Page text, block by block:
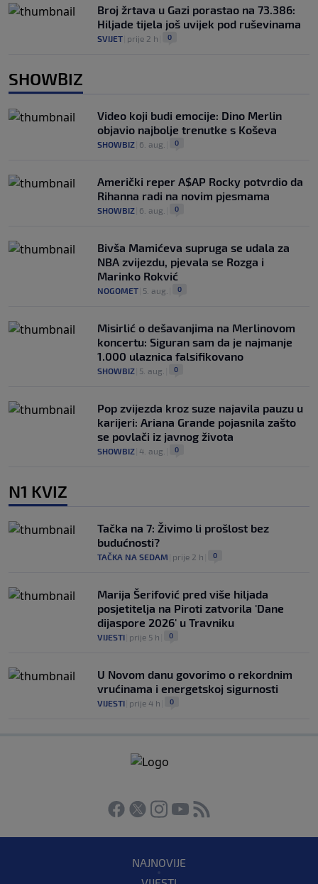
Broj žrtava u Gazi porastao na 73.386:
Hiljade tijela još uvijek pod ruševinama
SVIJET prije 2 h 0
SHOWBIZ
Video koji budi emocije: Dino Merlin
objavio najbolje trenutke s Koševa
SHOWBIZ 6. aug. 0
Američki reper A$AP Rocky potvrdio da
Rihanna radi na novim pjesmama
SHOWBIZ 6. aug. 0
Bivša Mamićeva supruga se udala za
NBA zvijezdu, pjevala se Rozga i
Marinko Rokvić
NOGOMET 5. aug. 0
Misirlić o dešavanjima na Merlinovom
koncertu: Siguran sam da je najmanje
1.000 ulaznica falsifikovano
SHOWBIZ 5. aug. 0
Pop zvijezda kroz suze najavila pauzu u
karijeri: Ariana Grande pojasnila zašto
se povlači iz javnog života
SHOWBIZ 4. aug. 0
N1 KVIZ
Tačka na 7: Živimo li prošlost bez
budućnosti?
TAČKA NA SEDAM prije 2 h 0
Marija Šerifović pred više hiljada
posjetitelja na Piroti zatvorila 'Dane
dijaspore 2026' u Travniku
VIJESTI prije 5 h 0
U Novom danu govorimo o rekordnim
vrućinama i energetskoj sigurnosti
VIJESTI prije 4 h 0
NAJNOVIJE